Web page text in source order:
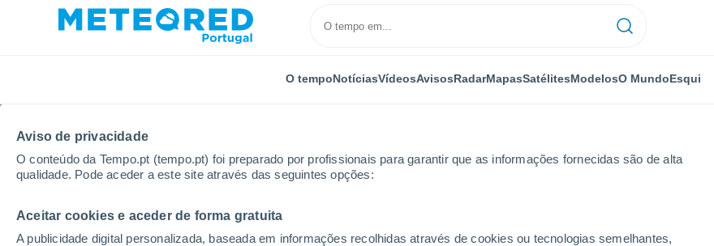
Aviso de privacidade
O conteúdo da Tempo.pt (tempo.pt) foi preparado por profissionais para garantir que as informações fornecidas são de alta
qualidade. Pode aceder a este site através das seguintes opções:
Aceitar cookies e aceder de forma gratuita
A publicidade digital personalizada, baseada em informações recolhidas através de cookies ou tecnologias semelhantes,
O tempoNotíciasVídeosAvisosRadarMapasSatélitesModelosO MundoEsqui
Início Vídeos Grandes blocos de neve caem de um telhado em Minamiaizu, Japão